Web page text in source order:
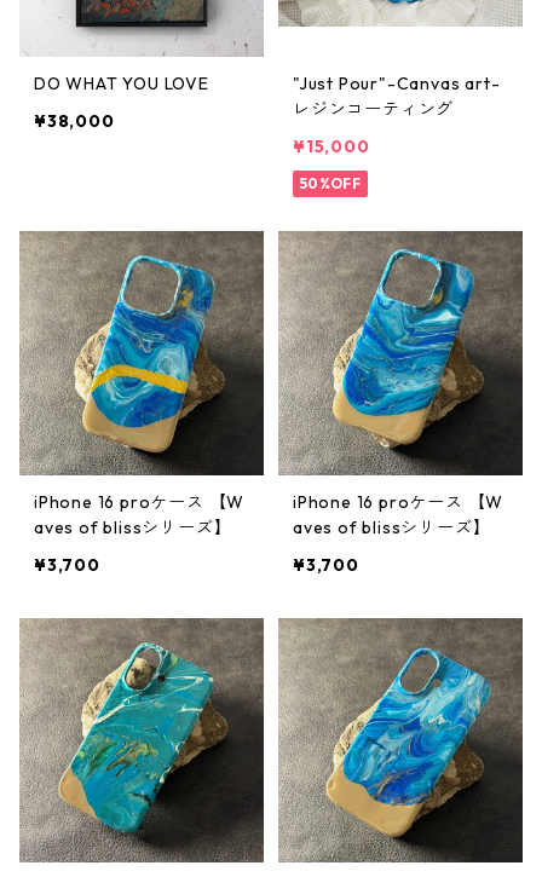
DO WHAT YOU LOVE
¥38,000
"Just Pour"-Canvas art-
レジンコーティング
¥15,000
50%OFF
iPhone 16 proケース 【W
aves of blissシリーズ】
¥3,700
iPhone 16 proケース 【W
aves of blissシリーズ】
¥3,700